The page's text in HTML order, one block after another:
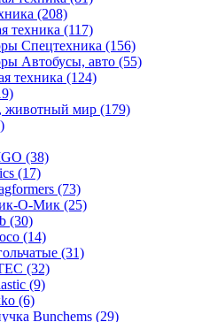
(208)
техника (117)
Спецтехника (156)
Автобусы, авто (55)
техника (124)
животный мир (179)
(38)
(17)
(73)
О-Мик (25)
(30)
(14)
(31)
(32)
(9)
(6)
Bunchems (29)